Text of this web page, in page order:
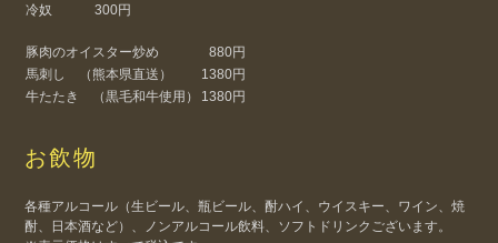
冷奴
300円
豚肉のオイスター炒め
880円
馬刺し （熊本県直送）
1380円
牛たたき （黒毛和牛使用）
1380円
お飲物
各種アルコール（生ビール、瓶ビール、酎ハイ、ウイスキー、ワイン、焼
酎、日本酒など）、ノンアルコール飲料、ソフトドリンクございます。